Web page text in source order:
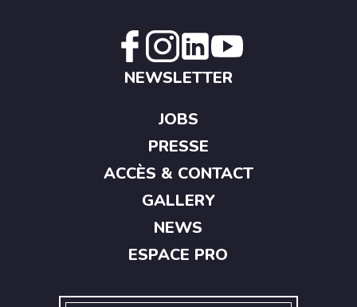
NEWSLETTER
JOBS
PRESSE
ACCÈS & CONTACT
GALLERY
NEWS
ESPACE PRO